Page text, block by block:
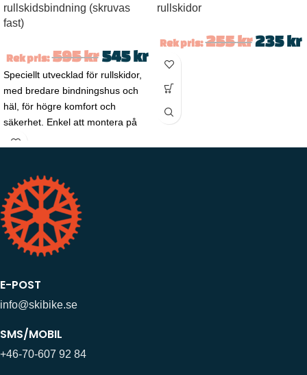
rullskidsbindning (skruvas
fast)
Rek pris: 595kr 545kr
Speciellt utvecklad för rullskidor,
med bredare bindningshus och
häl, för högre komfort och
säkerhet. Enkel att montera på
alla slags
rullskidor
Rek pris: 255kr235kr
E-POST
info@skibike.se
SMS/MOBIL
+46-70-607 92 84